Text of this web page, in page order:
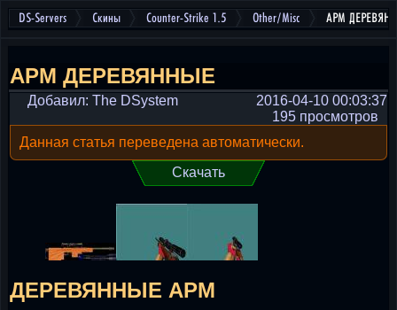
DS-Servers Скины Counter-Strike 1.5 Other/Misc АРМ
АРМ ДЕРЕВЯННЫЕ
Добавил: The DSystem
2016-04-10 00:03:37
195 просмотров
Данная статья переведена автоматически.
Скачать
ДЕРЕВЯННЫЕ АРМ